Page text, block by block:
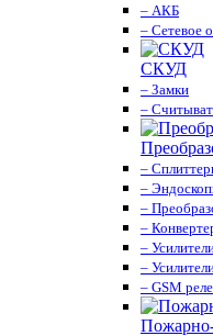
– АКБ
– Сетевое
СКУД
– Замки
–
–
–
–
–
–
–
– GSM